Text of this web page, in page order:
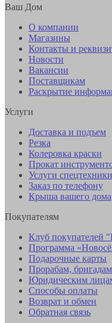
Ваш Дом
О компании
Магазины
Контакты и
Новости
Вакансии
Поставщикам
Раскрытие
Услуги
Доставка и подъем
Резка
Колеровка краски
Прокат
Услуги спецтехники
Заказ по телефону
Крыша вашего дома
Покупателям
Клуб покупателей
Программа
Подарочные карты
Прорабам, бригадам
Юридическим
Способы оплаты
Возврат и обмен
Обратная связь